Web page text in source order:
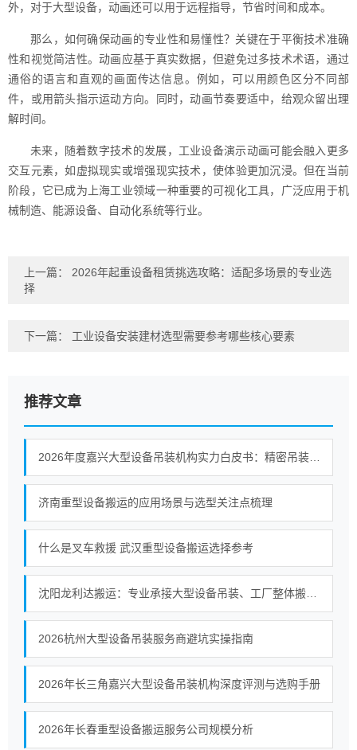
外，对于大型设备，动画还可以用于远程指导，节省时间和成本。
那么，如何确保动画的专业性和易懂性？关键在于平衡技术准确
性和视觉简洁性。动画应基于真实数据，但避免过多技术术语，通过
通俗的语言和直观的画面传达信息。例如，可以用颜色区分不同部
件，或用箭头指示运动方向。同时，动画节奏要适中，给观众留出理
解时间。
未来，随着数字技术的发展，工业设备演示动画可能会融入更多
交互元素，如虚拟现实或增强现实技术，使体验更加沉浸。但在当前
阶段，它已成为上海工业领域一种重要的可视化工具，广泛应用于机
械制造、能源设备、自动化系统等行业。
上一篇： 2026年起重设备租赁挑选攻略：适配多场景的专业选
择
下一篇： 工业设备安装建材选型需要参考哪些核心要素
推荐文章
济南重型设备搬运的应用场景与选型关注点梳理
什么是叉车救援 武汉重型设备搬运选择参考
2026杭州大型设备吊装服务商避坑实操指南
2026年长三角嘉兴大型设备吊装机构深度评测与选购手册
2026年长春重型设备搬运服务公司规模分析